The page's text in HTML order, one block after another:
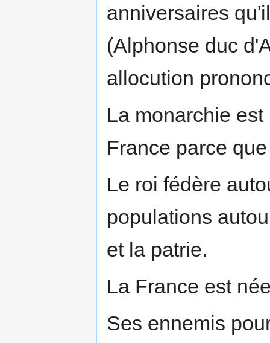
anniversaires
(Alphonse duc
allocution
La monarchie
France parce
Le roi fédère
populations
et la patrie.
La France est
Ses ennemis